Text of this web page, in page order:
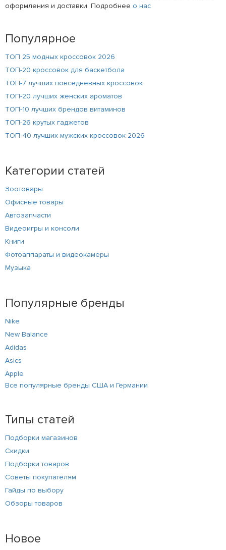
оформления и доставки. Подробнее о нас
Популярное
ТОП 25 модных кроссовок 2026
ТОП-20 кроссовок для баскетбола
ТОП-7 лучших повседневных кроссовок
ТОП-20 лучших женских ароматов
ТОП-10 лучших брендов витаминов
ТОП-26 крутых гаджетов
ТОП-40 лучших мужских кроссовок 2026
Категории статей
Зоотовары
Офисные товары
Автозапчасти
Видеоигры и консоли
Книги
Фотоаппараты и видеокамеры
Музыка
Популярные бренды
Nike
New Balance
Adidas
Asics
Apple
Все популярные бренды США и Германии
Типы статей
Подборки магазинов
Скидки
Подборки товаров
Советы покупателям
Гайды по выбору
Обзоры товаров
Новое